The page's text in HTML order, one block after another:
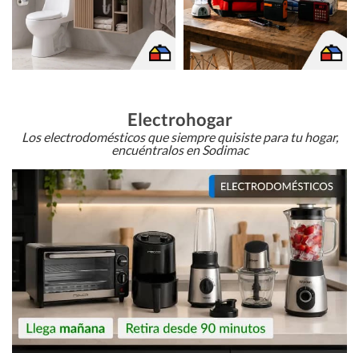
Electrohogar
Los electrodomésticos que siempre quisiste para tu hogar,
encuéntralos en Sodimac